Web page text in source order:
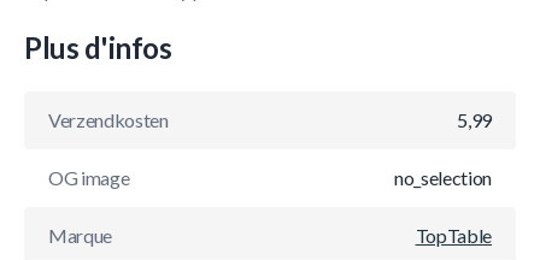
Plus d'infos
Verzendkosten 5,99
OG image no_selection
Marque TopTable